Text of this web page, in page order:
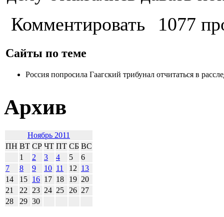
Комментировать
1077
Сайты по теме
Россия попросила Гаагский трибунал отчитаться в
Архив
Ноябрь 2011
ПН ВТ СР ЧТ ПТ СБ ВС
1
2 3 4 5
6
7
8 9 10 11 12 13
14
15 16 17 18 19 20
21
22 23 24 25 26 27
28
29 30